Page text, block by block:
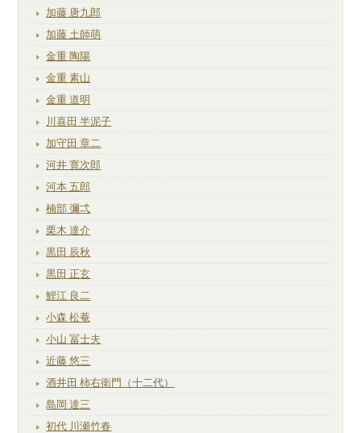
加藤 唐九郎
加藤 土師萌
金重 陶陽
金重 素山
金重 道明
川喜田 半泥子
加守田 章二
河井 寛次郎
河本 五郎
楠部 彌弌
栗木 達介
黒田 辰秋
黒田 正玄
鯉江 良二
小森 松菴
小山 冨士夫
近藤 悠三
酒井田 柿右衛門（十二代）
島岡 達三
初代 川瀬竹春